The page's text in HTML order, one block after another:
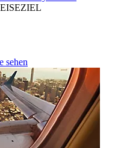
sehen